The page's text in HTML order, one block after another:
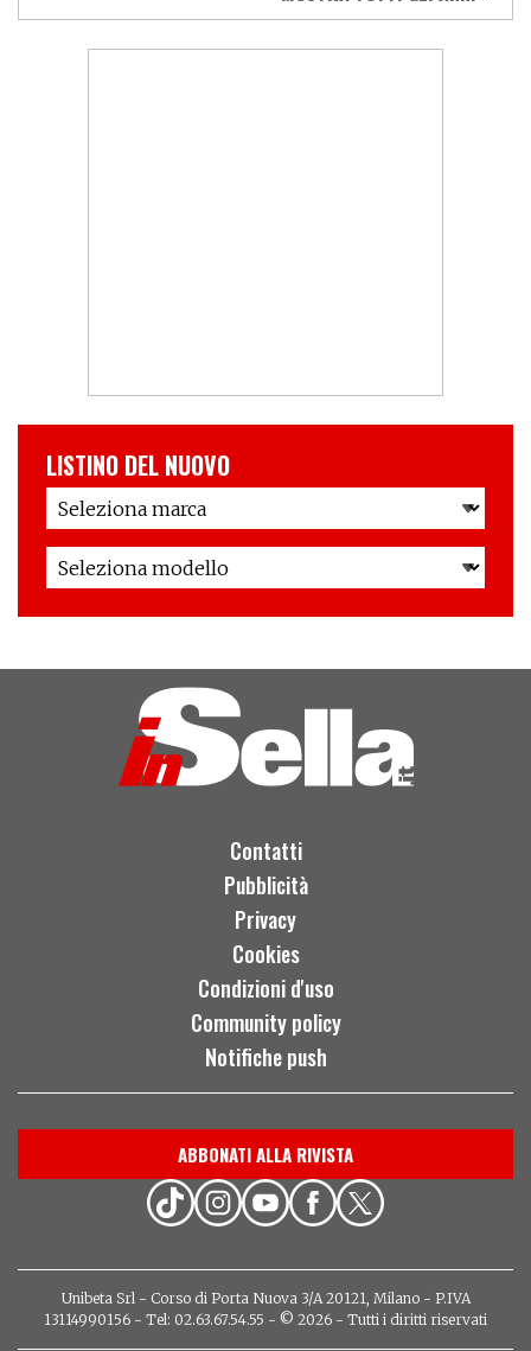
LISTINO DEL NUOVO
Contatti
Pubblicità
Privacy
Cookies
Condizioni d'uso
Community policy
Notifiche push
ABBONATI ALLA RIVISTA
Unibeta Srl - Corso di Porta Nuova 3/A 20121, Milano - P.IVA
13114990156 - Tel: 02.63.67.54.55 - © 2026 - Tutti i diritti riservati